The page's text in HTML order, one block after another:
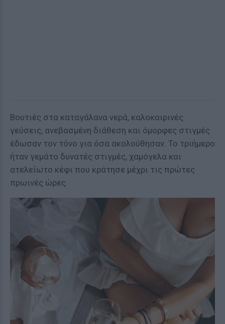
Βουτιές στα καταγάλανα νερά, καλοκαιρινές
γεύσεις, ανεβασμένη διάθεση και όμορφες στιγμές
έδωσαν τον τόνο για όσα ακολούθησαν. Το τριήμερο
ήταν γεμάτο δυνατές στιγμές, χαμόγελα και
ατελείωτο κέφι που κράτησε μέχρι τις πρώτες
πρωινές ώρες.